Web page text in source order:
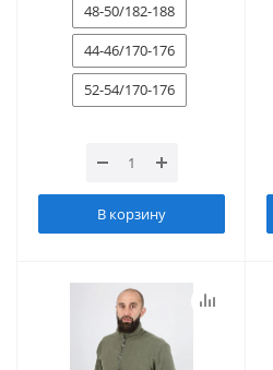
48-50/182-188
44-46/170-176
52-54/170-176
В корзину